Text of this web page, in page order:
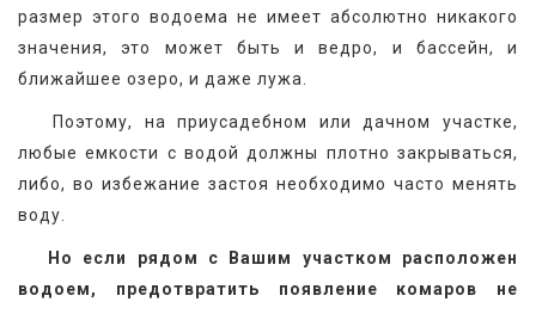
размер этого водоема не имеет абсолютно никакого
значения, это может быть и ведро, и бассейн, и
ближайшее озеро, и даже лужа.
Поэтому, на приусадебном или дачном участке,
любые емкости с водой должны плотно закрываться,
либо, во избежание застоя необходимо часто менять
воду.
Но если рядом с Вашим участком расположен
водоем, предотвратить появление комаров не